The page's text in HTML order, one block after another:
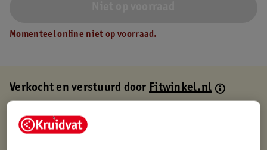
Momenteel online niet op voorraad.
Verkocht en verstuurd doorFitwinkel.nl
Gratis thuisbezorgd